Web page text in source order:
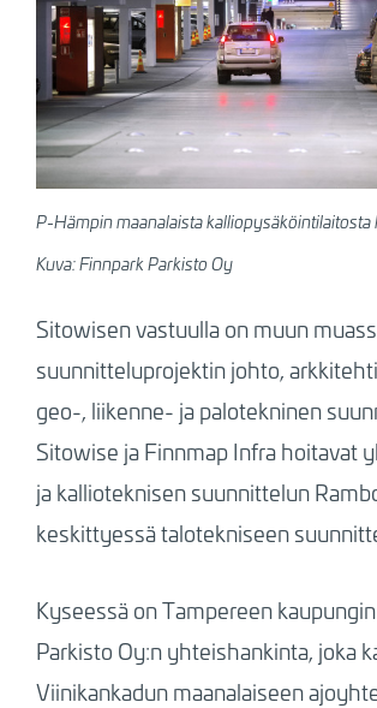
P-Hämpin maanalaista kalliopysäköintilaitosta
Kuva: Finnpark Parkisto Oy
Sitowisen vastuulla on muun
suunnitteluprojektin johto,
geo-, liikenne- ja palotekninen
Sitowise ja Finnmap Infra hoitavat
ja kallioteknisen suunnittelun
keskittyessä talotekniseen
Kyseessä on Tampereen
Parkisto Oy:n yhteishankinta, joka
Viinikankadun maanalaiseen